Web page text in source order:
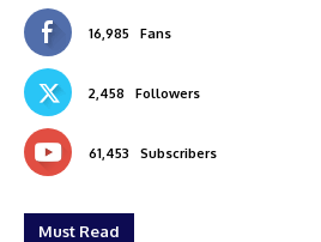
16,985 Fans
2,458 Followers
61,453 Subscribers
Must Read